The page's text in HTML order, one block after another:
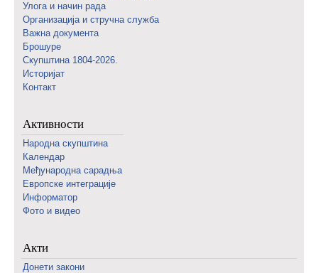
Улога и начин рада
Организација и стручна служба
Важна документа
Брошуре
Скупштина 1804-2026.
Историјат
Контакт
Активности
Народна скупштина
Календар
Међународна сарадња
Европске интеграције
Информатор
Фото и видео
Акти
Донети закони